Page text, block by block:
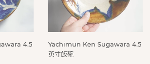
4.5
Yachimun Ken Sugawara 4.5
英寸飯碗